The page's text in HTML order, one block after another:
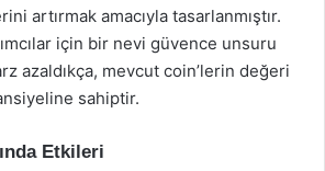
artırmak amacıyla tasarlanmıştır.
için bir nevi güvence unsuru
azaldıkça, mevcut coin’lerin değeri
sahiptir.
Etkileri